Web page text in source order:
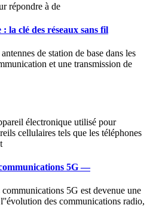
répondre à de
la clé des réseaux sans fil
de station de base dans les
et une transmission de
électronique utilisé pour
cellulaires tels que les téléphones
5G —
5G est devenue une
des communications radio,